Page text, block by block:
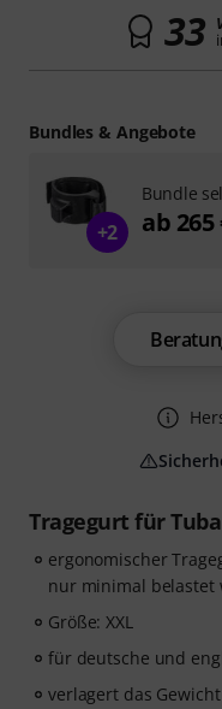
Tragegurt für Tuba
ergonomischer
nur minimal belastet
Größe: XXL
für deutsche und
verlagert das
33
Bundles & Angebote
+2
Bundle
ab 265